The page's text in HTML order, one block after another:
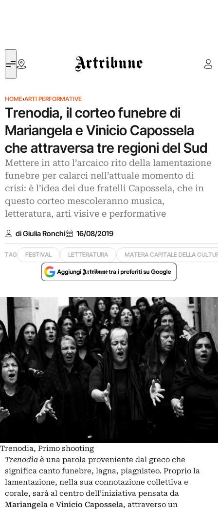
Artribune
HOME›ARTI PERFORMATIVE
Trenodia, il corteo funebre di
Mariangela e Vinicio Capossela
che attraversa tre regioni del Sud
Mettere in atto l’arcaico rito della lamentazione
funebre per calarci nell’attuale momento di
crisi: è l’idea dei due fratelli Capossela, che in
questo corteo mescoleranno musica,
letteratura, arti visive e performative
di Giulia Ronchi 16/08/2019
TAG FESTIVAL LETTERATURA MATERA CAPITALE DELLA
Trenodia, Primo shooting
Trenodìa è una parola proveniente dal greco che
significa canto funebre, lagna, piagnisteo. Proprio la
lamentazione, nella sua connotazione collettiva e
corale, sarà al centro dell’iniziativa pensata da
Mariangela e Vinicio Capossela, attraverso un